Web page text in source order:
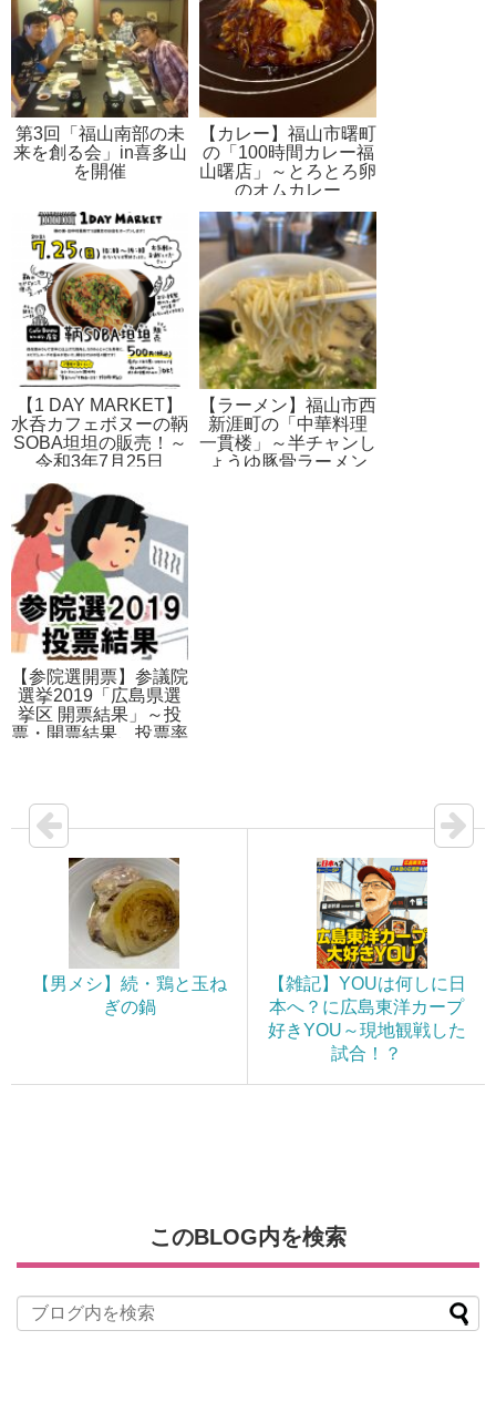
第3回「福山南部の未
来を創る会」in喜多山
を開催
【カレー】福山市曙町
の「100時間カレー福
山曙店」～とろとろ卵
のオムカレー
【1 DAY MARKET】
水呑カフェボヌーの鞆
SOBA坦坦の販売！～
令和3年7月25日
（日）10時～14時
【ラーメン】福山市西
新涯町の「中華料理
一貫楼」～半チャンし
ょうゆ豚骨ラーメン
【参院選開票】参議院
選挙2019「広島県選
挙区 開票結果」～投
票・開票結果、投票率
【男メシ】続・鶏と玉ね
ぎの鍋
【雑記】YOUは何しに日
本へ？に広島東洋カープ
好きYOU～現地観戦した
試合！？
このBLOG内を検索